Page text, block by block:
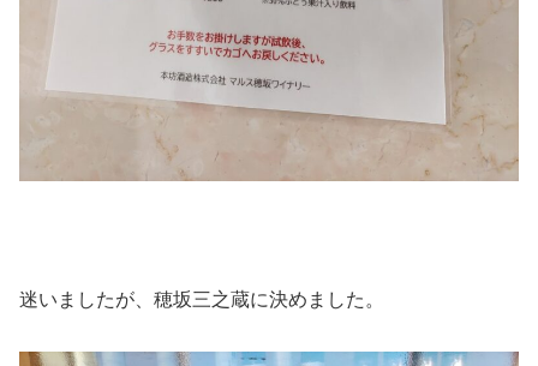
迷いましたが、穂坂三之蔵に決めました。